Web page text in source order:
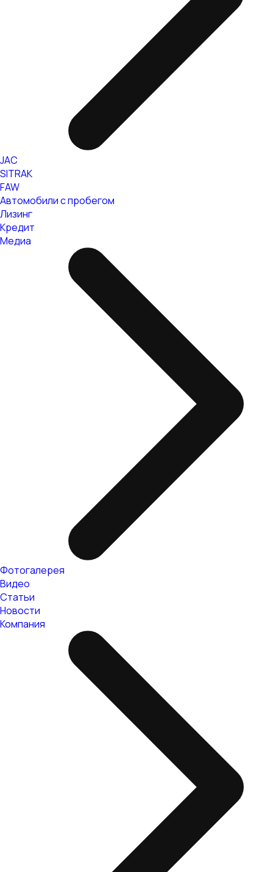
JAC
SITRAK
FAW
Автомобили с пробегом
Лизинг
Кредит
Медиа
Фотогалерея
Видео
Статьи
Новости
Компания